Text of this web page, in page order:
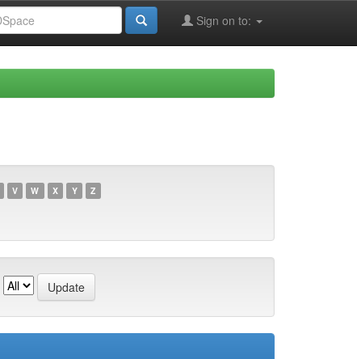
Sign on to:
V W X Y Z